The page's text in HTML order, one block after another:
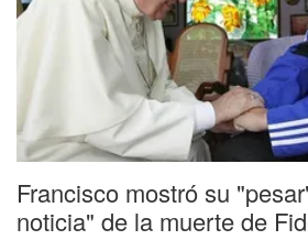
Francisco mostró su
noticia" de la muerte de